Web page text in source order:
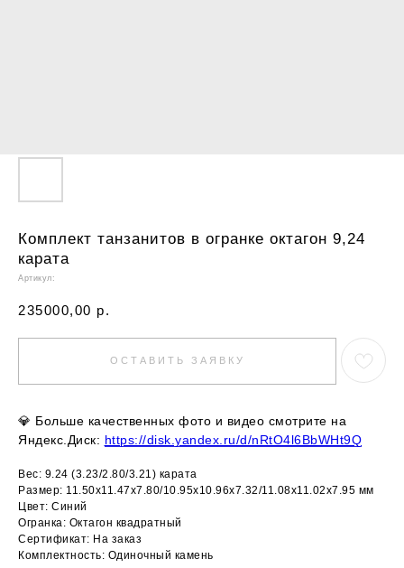
Комплект танзанитов в огранке октагон 9,24
карата
Артикул:
235000,00 р.
ОСТАВИТЬ ЗАЯВКУ
💎 Больше качественных фото и видео смотрите на
Яндекс.Диск: https://disk.yandex.ru/d/nRtO4l6BbWHt9Q
Вес: 9.24 (3.23/2.80/3.21) карата
Размер: 11.50х11.47х7.80/10.95х10.96х7.32/11.08х11.02х7.95 мм
Цвет: Синий
Огранка: Октагон квадратный
Сертификат: На заказ
Комплектность: Одиночный камень